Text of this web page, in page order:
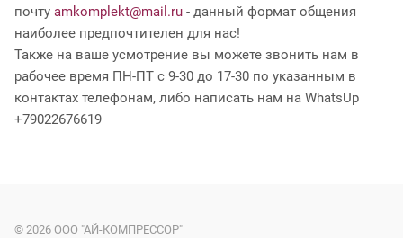
почту amkomplekt@mail.ru - данный формат общения
наиболее предпочтителен для нас!
Также на ваше усмотрение вы можете звонить нам в
рабочее время ПН-ПТ с 9-30 до 17-30 по указанным в
контактах телефонам, либо написать нам на WhatsUp
+79022676619
© 2026 ООО "АЙ-КОМПРЕССОР"